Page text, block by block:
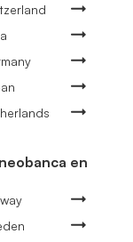
en